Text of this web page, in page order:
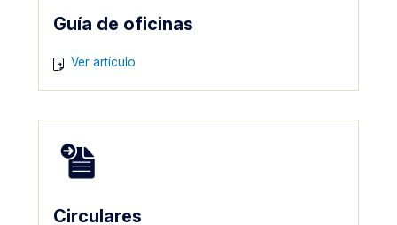
Guía de oficinas
Imagen
Ver artículo
Imagen
Circulares